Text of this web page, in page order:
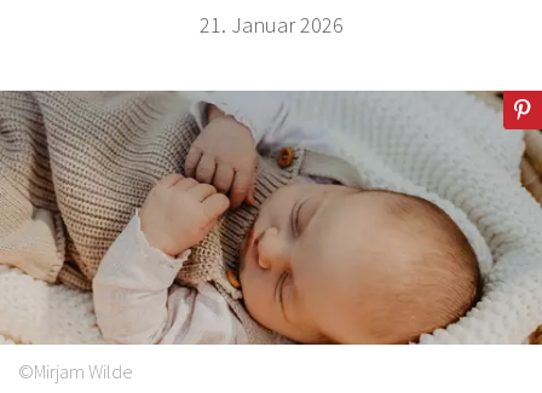
Anlässe
Sprüche
21. Januar 2026
©Mirjam Wilde